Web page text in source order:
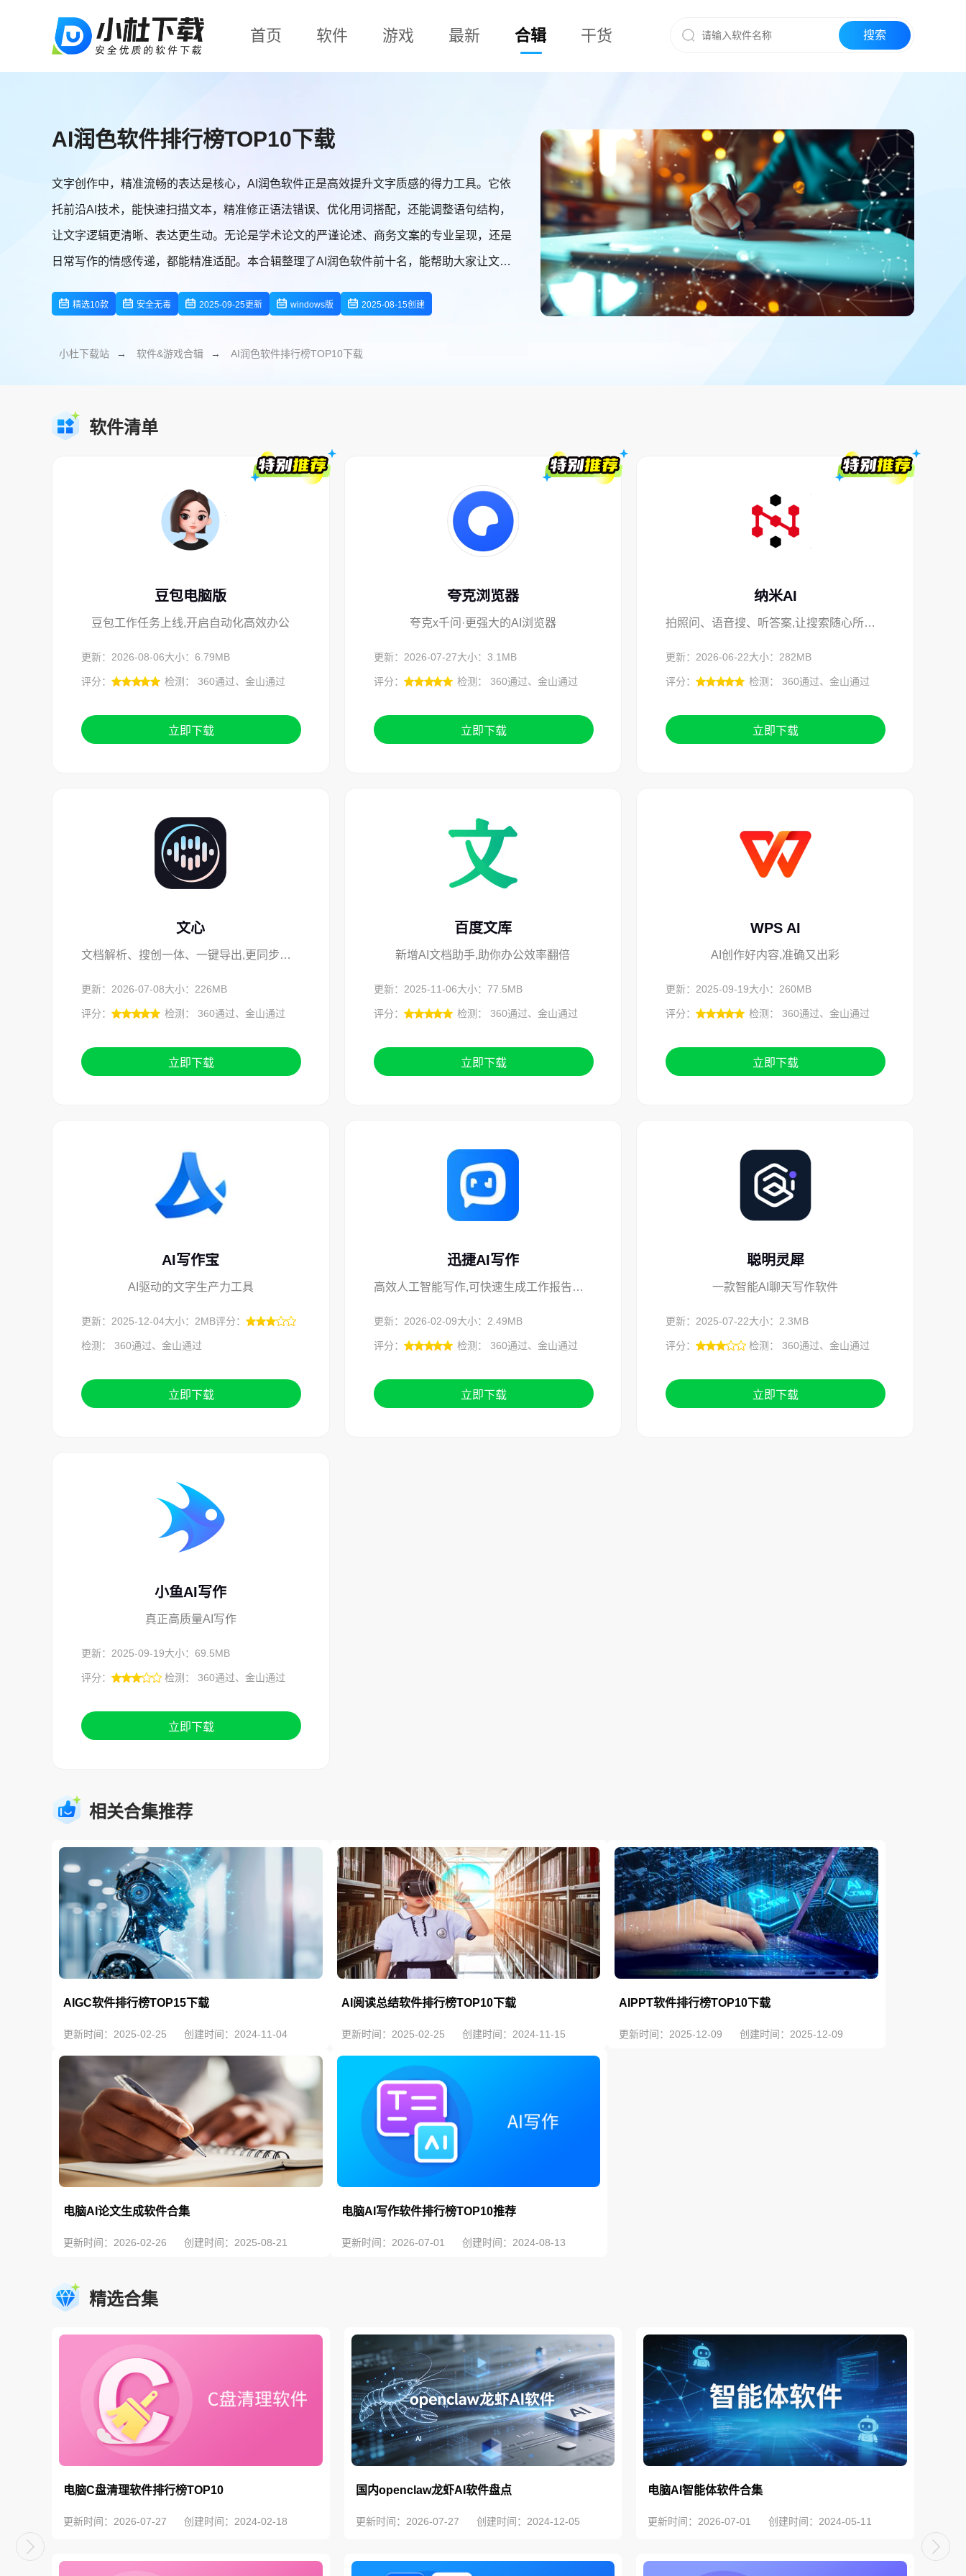
首页 软件 游戏 最新 合辑 干货
AI润色软件排行榜TOP10下载
文字创作中，精准流畅的表达是核心，AI润色软件正是高效提升文字质感的得力工具。它依
托前沿AI技术，能快速扫描文本，精准修正语法错误、优化用词搭配，还能调整语句结构，
让文字逻辑更清晰、表达更生动。无论是学术论文的严谨论述、商务文案的专业呈现，还是
日常写作的情感传递，都能精准适配。本合辑整理了AI润色软件前十名，能帮助大家让文字
精选10款 安全无毒 2025-09-25更新 windows版 2025-08-15创建
小杜下载站 → 软件&游戏合辑 → AI润色软件排行榜TOP10下载
软件清单
豆包电脑版
豆包工作任务上线,开启自动化高效办公
更新：2026-08-06大小：6.79MB
评分： 检测： 360通过、金山通过
立即下载
夸克浏览器
夸克x千问·更强大的AI浏览器
更新：2026-07-27大小：3.1MB
评分： 检测： 360通过、金山通过
立即下载
纳米AI
拍照问、语音搜、听答案,让搜索随心所欲！
更新：2026-06-22大小：282MB
评分： 检测： 360通过、金山通过
立即下载
文心
文档解析、搜创一体、一键导出,更同步更便捷
更新：2026-07-08大小：226MB
评分： 检测： 360通过、金山通过
立即下载
百度文库
新增AI文档助手,助你办公效率翻倍
更新：2025-11-06大小：77.5MB
评分： 检测： 360通过、金山通过
立即下载
WPS AI
AI创作好内容,准确又出彩
更新：2025-09-19大小：260MB
评分： 检测： 360通过、金山通过
立即下载
AI写作宝
AI驱动的文字生产力工具
更新：2025-12-04大小：2MB评分：
检测： 360通过、金山通过
立即下载
迅捷AI写作
高效人工智能写作,可快速生成工作报告、新媒体文案、特定主题文章
更新：2026-02-09大小：2.49MB
评分： 检测： 360通过、金山通过
立即下载
聪明灵犀
一款智能AI聊天写作软件
更新：2025-07-22大小：2.3MB
评分： 检测： 360通过、金山通过
立即下载
小鱼AI写作
真正高质量AI写作
更新：2025-09-19大小：69.5MB
评分： 检测： 360通过、金山通过
立即下载
相关合集推荐
AIGC软件排行榜TOP15下载
更新时间：2025-02-25 创建时间：2024-11-04
AI阅读总结软件排行榜TOP10下载
更新时间：2025-02-25 创建时间：2024-11-15
AIPPT软件排行榜TOP10下载
更新时间：2025-12-09 创建时间：2025-12-09
电脑AI论文生成软件合集
更新时间：2026-02-26 创建时间：2025-08-21
电脑AI写作软件排行榜TOP10推荐
更新时间：2026-07-01 创建时间：2024-08-13
精选合集
电脑C盘清理软件排行榜TOP10
更新时间：2026-07-27 创建时间：2024-02-18
国内openclaw龙虾AI软件盘点
更新时间：2026-07-27 创建时间：2024-12-05
电脑AI智能体软件合集
更新时间：2026-07-01 创建时间：2024-05-11